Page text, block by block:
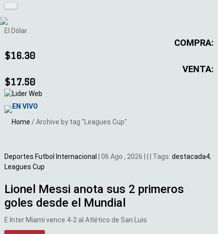
El Dólar
COMPRA:
$16.30
VENTA:
$17.50
EN VIVO
Home / Archive by tag "Leagues Cup"
Deportes Futbol Internacional 06 Ago , 2026 Tags: destacada4,
Leagues Cup
Lionel Messi anota sus 2 primeros
goles desde el Mundial
E Inter Miami vence 4-2 al Atlético de San Luis